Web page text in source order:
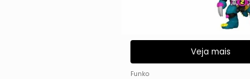
Veja mais
Funko